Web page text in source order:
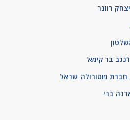
, חברת מוטורולה ישראל